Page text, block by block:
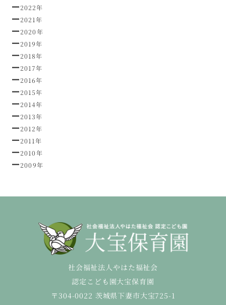
2022年
2021年
2020年
2019年
2018年
2017年
2016年
2015年
2014年
2013年
2012年
2011年
2010年
2009年
社会福祉法人やはた福祉会
認定こども園大宝保育園
〒304-0022 茨城県下妻市大宝725-1